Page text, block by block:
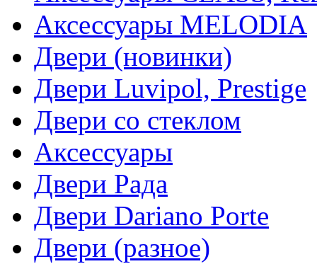
Аксессуары MELODIA
Двери (новинки)
Двери Luvipol, Prestige
Двери со стеклом
Аксессуары
Двери Рада
Двери Dariano Porte
Двери (разное)